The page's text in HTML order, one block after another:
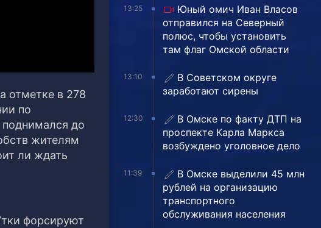
отметке в 278
по
до
жителям
ли ждать
форсируют
13:25
Юный омич Иван Власов
отправился на Северный
полюс, чтобы установить
там флаг Омской области
13:10
В Советском округе
заработают сирены
12:30
В Омске по факту ДТП на
проспекте Карла Маркса
возбуждено уголовное дело
11:39
В Омске выделили 45 млн
рублей на организацию
транспортного
обслуживания населения